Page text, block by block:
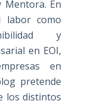
Mentora. En
labor como
y
en EOI,
en
pretende
los distintos